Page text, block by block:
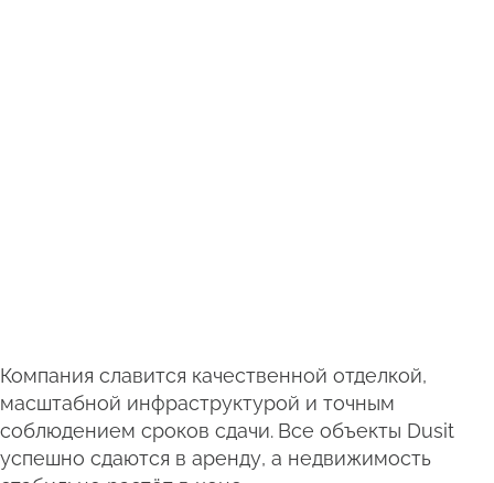
Компания славится качественной отделкой,
масштабной инфраструктурой и точным
соблюдением сроков сдачи. Все объекты Dusit
успешно сдаются в аренду, а недвижимость